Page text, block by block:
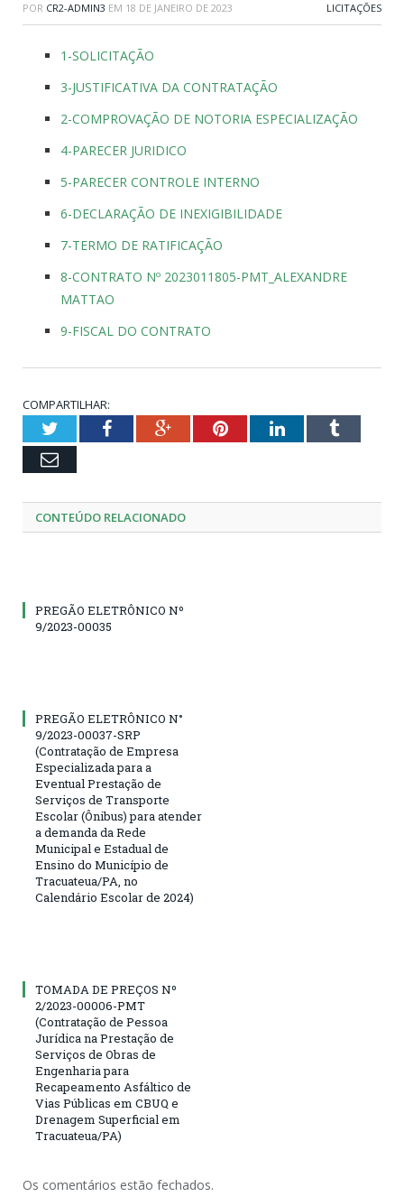
POR CR2-ADMIN3 EM 18 DE JANEIRO DE 2023 LICITAÇÕES
1-SOLICITAÇÃO
3-JUSTIFICATIVA DA CONTRATAÇÃO
2-COMPROVAÇÃO DE NOTORIA ESPECIALIZAÇÃO
4-PARECER JURIDICO
5-PARECER CONTROLE INTERNO
6-DECLARAÇÃO DE INEXIGIBILIDADE
7-TERMO DE RATIFICAÇÃO
8-CONTRATO Nº 2023011805-PMT_ALEXANDRE
MATTAO
9-FISCAL DO CONTRATO
COMPARTILHAR:
TwitterFacebookGoogle+PinterestLinkedInTumblr
Email
CONTEÚDO RELACIONADO
PREGÃO ELETRÔNICO Nº
9/2023-00035
PREGÃO ELETRÔNICO N°
9/2023-00037-SRP
(Contratação de Empresa
Especializada para a
Eventual Prestação de
Serviços de Transporte
Escolar (Ônibus) para atender
a demanda da Rede
Municipal e Estadual de
Ensino do Município de
Tracuateua/PA, no
Calendário Escolar de 2024)
TOMADA DE PREÇOS Nº
2/2023-00006-PMT
(Contratação de Pessoa
Jurídica na Prestação de
Serviços de Obras de
Engenharia para
Recapeamento Asfáltico de
Vias Públicas em CBUQ e
Drenagem Superficial em
Tracuateua/PA)
Os comentários estão fechados.